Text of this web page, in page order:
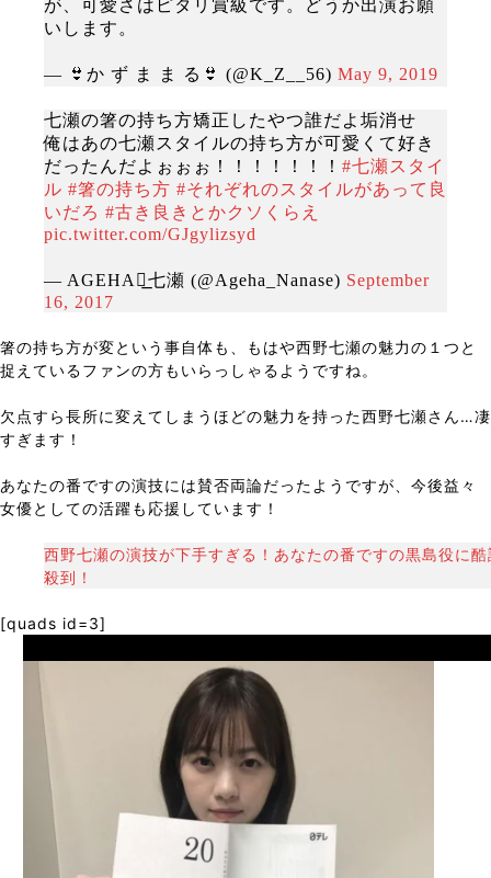
が、可愛さはピタリ賞級です。どうか出演お願
いします。
— 👙か ず ま ま る👙 (@K_Z__56) May 9, 2019
七瀬の箸の持ち方矯正したやつ誰だよ垢消せ
俺はあの七瀬スタイルの持ち方が可愛くて好き
だったんだよぉぉぉ！！！！！！！ #七瀬スタイ
ル #箸の持ち方 #それぞれのスタイルがあって良
いだろ #古き良きとかクソくらえ
pic.twitter.com/GJgylizsyd
— AGEHA◢͟七瀬 (@Ageha_Nanase) September
16, 2017
箸の持ち方が変という事自体も、もはや西野七瀬の魅力の１つと
捉えているファンの方もいらっしゃるようですね。
欠点すら長所に変えてしまうほどの魅力を持った西野七瀬さん…凄
すぎます！
あなたの番ですの演技には賛否両論だったようですが、今後益々
女優としての活躍も応援しています！
西野七瀬の演技が下手すぎる！あなたの番ですの黒島役に
殺到！
[quads id=3]